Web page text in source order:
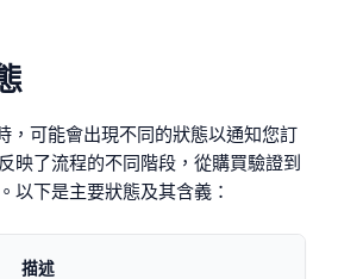
，可能會出現不同的狀態以通知您訂
映了流程的不同階段，從購買驗證到
以下是主要狀態及其含義：
描述